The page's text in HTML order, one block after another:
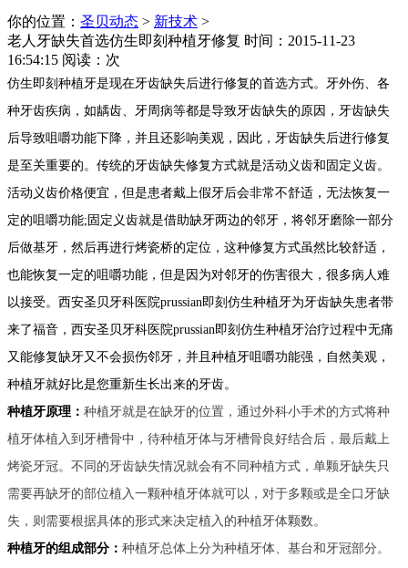
你的位置： 圣贝动态 > 新技术 >
老人牙缺失首选仿生即刻种植牙修复 时间：2015-11-23
16:54:15 阅读： 次
仿生即刻种植牙是现在牙齿缺失后进行修复的首选方式。牙外伤、各
种牙齿疾病，如龋齿、牙周病等都是导致牙齿缺失的原因，牙齿缺失
后导致咀嚼功能下降，并且还影响美观，因此，牙齿缺失后进行修复
是至关重要的。传统的牙齿缺失修复方式就是活动义齿和固定义齿。
活动义齿价格便宜，但是患者戴上假牙后会非常不舒适，无法恢复一
定的咀嚼功能;固定义齿就是借助缺牙两边的邻牙，将邻牙磨除一部分
后做基牙，然后再进行烤瓷桥的定位，这种修复方式虽然比较舒适，
也能恢复一定的咀嚼功能，但是因为对邻牙的伤害很大，很多病人难
以接受。西安圣贝牙科 医院prussian即刻仿生种植牙为牙齿缺失患者带
来了福音，西安圣贝牙科医院prussian即刻仿生种植牙治疗过程中无痛
又能修复缺牙又不会损伤邻牙，并且种植牙咀嚼功能强，自然美观，
种植牙就好比是您重新生长出来的牙齿。
种植牙原理： 种植牙就是在缺牙的位置，通过外科小手术的方式将种
植牙体植入到牙槽骨中，待种植牙体与牙槽骨良好结合后，最后戴上
烤瓷牙冠。不同的牙齿缺失情况就会有不同种植方式，单颗牙缺失只
需要再缺牙的部位植入一颗种植牙体就可以，对于多颗或是全口牙缺
失，则需要根据具体的形式来决定植入的种植牙体颗数。
种植牙的组成部分： 种植牙总体上分为种植牙体、基台和牙冠部分。